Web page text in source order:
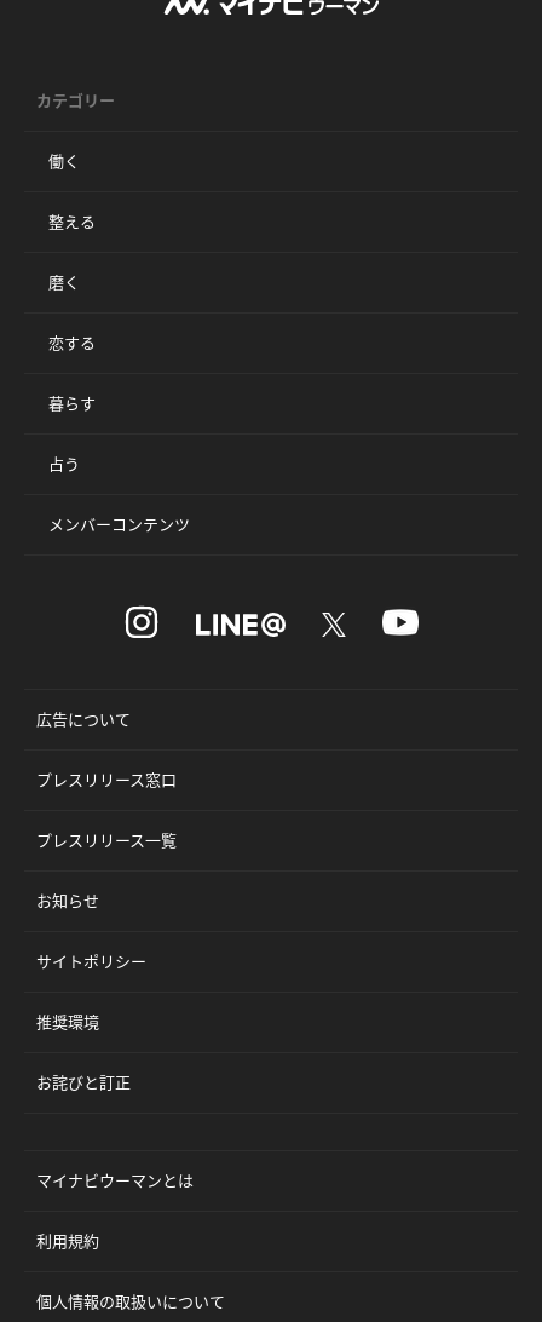
カテゴリー
働く
整える
磨く
恋する
暮らす
占う
メンバーコンテンツ
広告について
プレスリリース窓口
プレスリリース一覧
お知らせ
サイトポリシー
推奨環境
お詫びと訂正
マイナビウーマンとは
利用規約
個人情報の取扱いについて